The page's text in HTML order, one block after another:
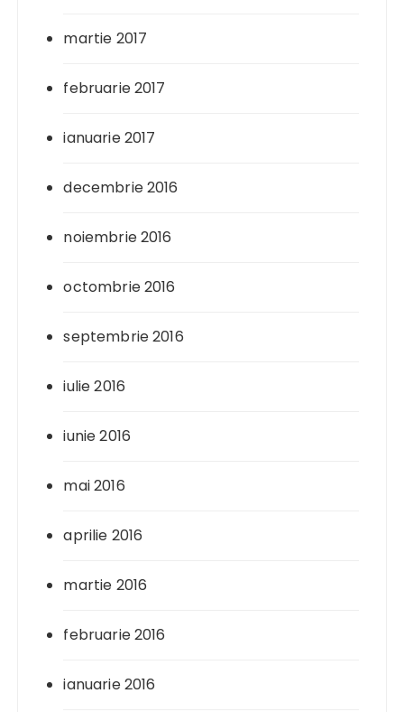
martie 2017
februarie 2017
ianuarie 2017
decembrie 2016
noiembrie 2016
octombrie 2016
septembrie 2016
iulie 2016
iunie 2016
mai 2016
aprilie 2016
martie 2016
februarie 2016
ianuarie 2016